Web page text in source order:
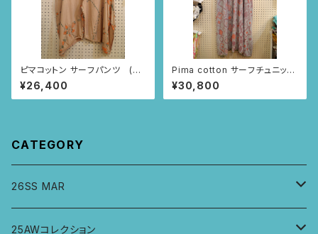
ピマコットン サーフパンツ (ベ
ージュ/いちごとあり柄)
¥26,400
Pima cotton サーフチュニック
(メランジグレー・マプチェ柄)
¥30,800
CATEGORY
26SS MAR
トップス
25AWコレクション